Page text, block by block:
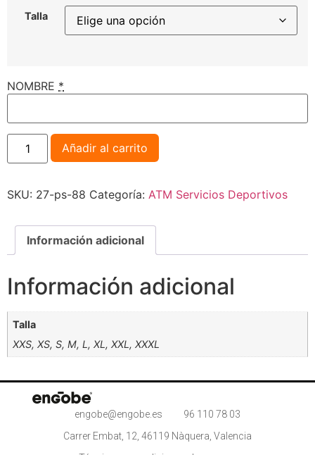
Talla
NOMBRE *
Añadir al carrito
SKU: 27-ps-88 Categoría: ATM Servicios Deportivos
Información adicional
Información adicional
Talla
XXS, XS, S, M, L, XL, XXL, XXXL
engobe@engobe.es
96 110 78 03
Carrer Embat, 12, 46119 Nàquera, Valencia